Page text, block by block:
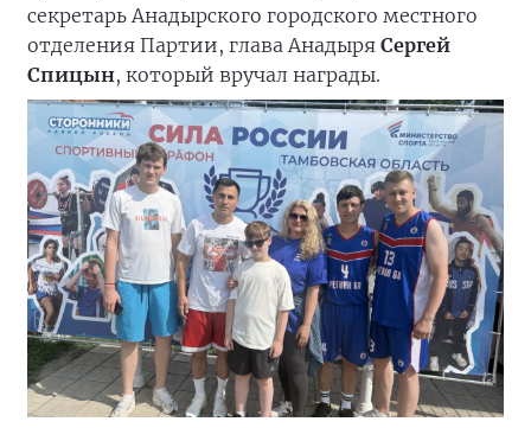
секретарь Анадырского городского местного
отделения Партии, глава Анадыря Сергей
Спицын, который вручал награды.